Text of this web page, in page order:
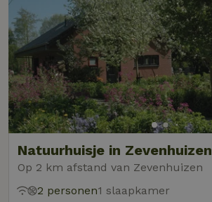
Natuurhuisje in Zevenhuizen
Op 2 km afstand van Zevenhuizen
2 personen1 slaapkamer